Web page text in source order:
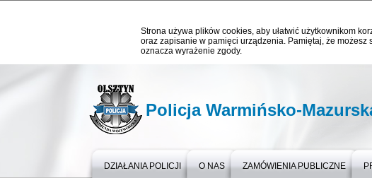
Strona używa plików cookies, aby ułatwić użytkownikom
oraz zapisanie w pamięci urządzenia. Pamiętaj, że
oznacza wyrażenie zgody.
Policja Warmińsko-
DZIAŁANIA POLICJI O NAS ZAMÓWIENIA PUBLICZNE